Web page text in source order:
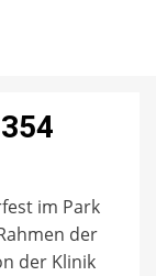
im Park
der
der Klinik